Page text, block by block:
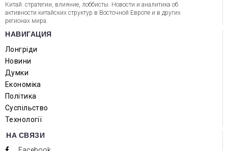
Китай: стратегии, влияние, лоббисты. Новости и аналитика об
активности китайских структур в Восточной Европе и в других
регионах мира.
НАВИГАЦИЯ
Лонгріди
Новини
Думки
Економіка
Політика
Суспільство
Технології
НА СВЯЗИ